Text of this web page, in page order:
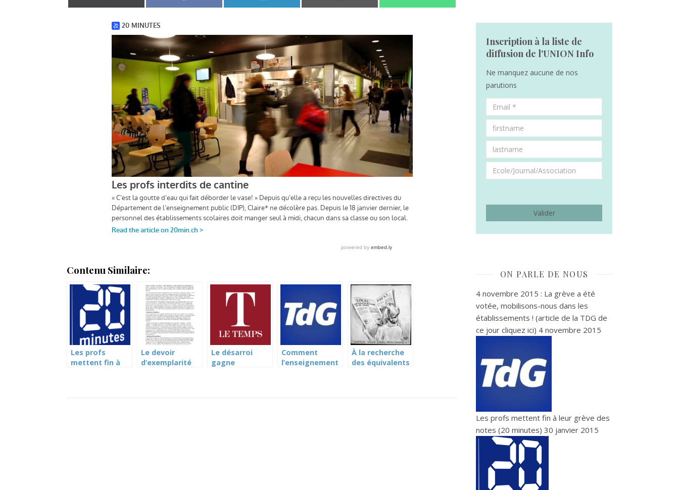
Contenu Similaire:
Les profs
mettent fin à
Le devoir
d’exemplarité
Le désarroi
gagne
Comment
l’enseignement
À la recherche
des équivalents
Inscription à la liste de
diffusion de l'UNION Info
Ne manquez aucune de nos
parutions
ON PARLE DE NOUS
4 novembre 2015 : La grève a été
votée, mobilisons-nous dans les
établissements ! (article de la TDG de
ce jour cliquez ici) 4 novembre 2015
Les profs mettent fin à leur grève des
notes (20 minutes) 30 janvier 2015